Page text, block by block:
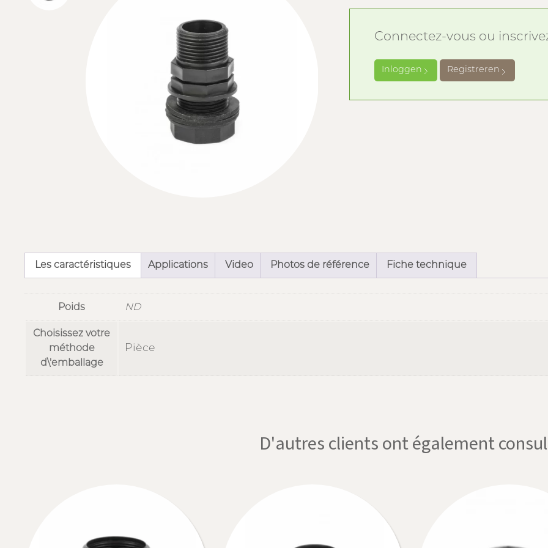
Connectez-vous ou
Inloggen Registreren
Les caractéristiques Applications Video Photos de référence Fiche technique
Poids ND
Choisissez votre
méthode
d\'emballage
Pièce
D'autres clients ont également